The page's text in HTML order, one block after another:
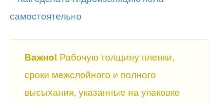
Важно! Рабочую толщину пленки,
сроки межслойного и полного
высыхания, указанные на упаковке